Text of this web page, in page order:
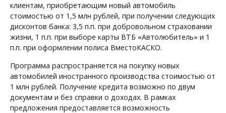
клиентам, приобретающим новый автомобиль
стоимостью от 1,5 млн рублей, при получении следующих
дисконтов банка: 3,5 п.п. при добровольном страховании
жизни, 1 п.п. при выборе карты ВТБ «Автолюбитель» и 1
п.п. при оформлении полиса ВместоКАСКО.
Программа распространяется на покупку новых
автомобилей иностранного производства стоимостью от
1 млн рублей. Получение кредита возможно по двум
документам и без справки о доходах. В рамках
предложения предоставляется возможность